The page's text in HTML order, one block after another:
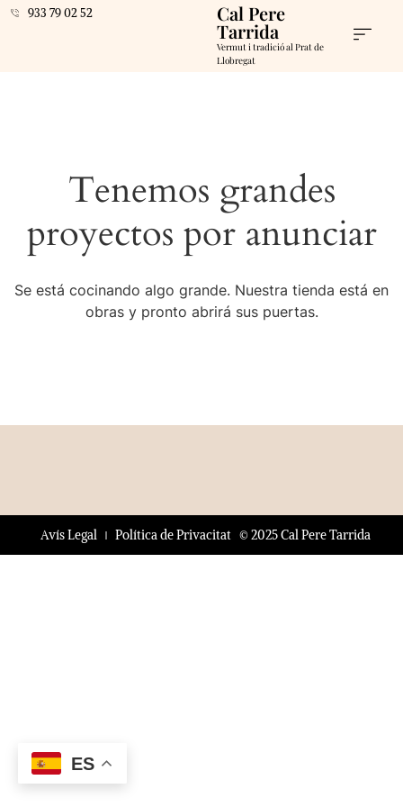
933 79 02 52 Cal Pere
Tarrida
Vermut i tradició al Prat de
Llobregat
Tenemos grandes
proyectos por anunciar
Se está cocinando algo grande. Nuestra tienda está en
obras y pronto abrirá sus puertas.
© 2025 Cal Pere Tarrida
Avís Legal Política de Privacitat
ES